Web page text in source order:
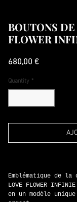
BOUTONS
FLOWER
680,00 €Price
Quantity *
Emblématique de
LOVE FLOWER
en un modèle